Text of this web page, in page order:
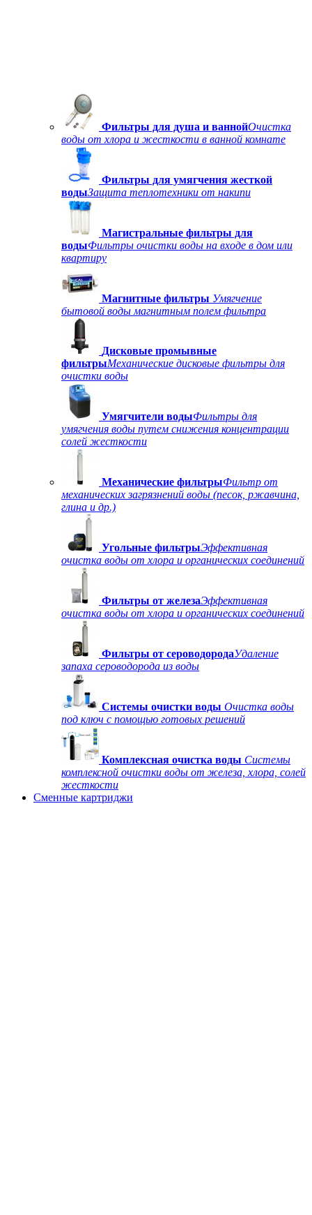
Фильтры для душа и ваннойОчистка
воды от хлора и жесткости в ванной комнате
Фильтры для умягчения жесткой
водыЗащита теплотехники от накипи
Магистральные фильтры для
водыФильтры очистки воды на входе в дом или
квартиру
Магнитные фильтры Умягчение
бытовой воды магнитным полем фильтра
Дисковые промывные
фильтрыМеханические дисковые фильтры для
очистки воды
Умягчители водыФильтры для
умягчения воды путем снижения концентрации
солей жесткости
Механические фильтрыФильтр от
механических загрязнений воды (песок, ржавчина,
глина и др.)
Угольные фильтрыЭффективная
очистка воды от хлора и органических соединений
Фильтры от железаЭффективная
очистка воды от хлора и органических соединений
Фильтры от сероводородаУдаление
запаха сероводорода из воды
Системы очистки воды Очистка воды
под ключ с помощью готовых решений
Комплексная очистка воды Системы
комплексной очистки воды от железа, хлора, солей
жесткости
Сменные картриджи